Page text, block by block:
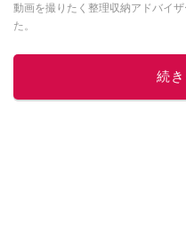
動画を撮りたく整理収納アドバイ
た。
続